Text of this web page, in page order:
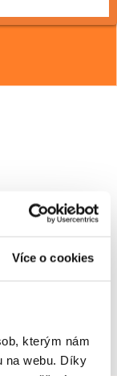
Více o cookies
kterým nám
na webu. Díky